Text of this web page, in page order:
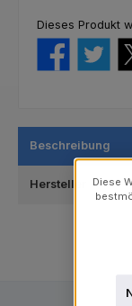
Dieses Produkt
Beschreibung
Hersteller
Diese